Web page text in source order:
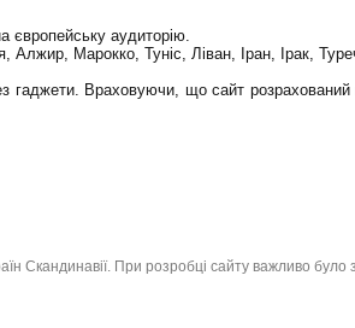
європейську аудиторію.
Алжир, Марокко, Туніс, Ліван, Іран, Ірак,
гаджети. Враховуючи, що сайт розрахований
Скандинавії. При розробці сайту важливо було